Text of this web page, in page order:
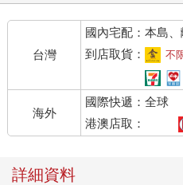
「是煙火！今天要幫樹懶過生日
小刺蝟說。
穿山甲喜歡驚喜，開心的布置場
怦怦！
貓頭鷹也被吵醒。
台灣
國內宅配：本島、
到店取貨：
不
海外
國際快遞：全球
港澳店取：
詳細資料